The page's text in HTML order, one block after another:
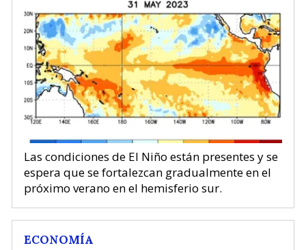
Las condiciones de El Niño están presentes y se
espera que se fortalezcan gradualmente en el
próximo verano en el hemisferio sur.
ECONOMÍA